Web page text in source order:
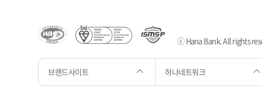
ⓒ Hana Bank. All rights
브랜드사이트 하나네트워크